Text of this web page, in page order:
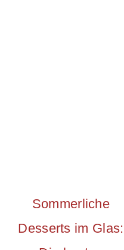
Sommerliche
Desserts im Glas: